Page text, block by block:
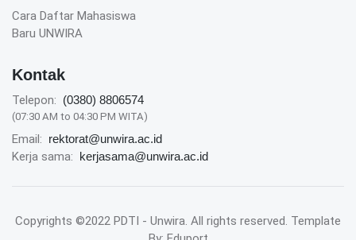
Cara Daftar Mahasiswa
Baru UNWIRA
Kontak
Telepon: (0380) 8806574
(07:30 AM to 04:30 PM WITA)
Email: rektorat@unwira.ac.id
Kerja sama: kerjasama@unwira.ac.id
Copyrights ©2022 PDTI - Unwira. All rights reserved. Template